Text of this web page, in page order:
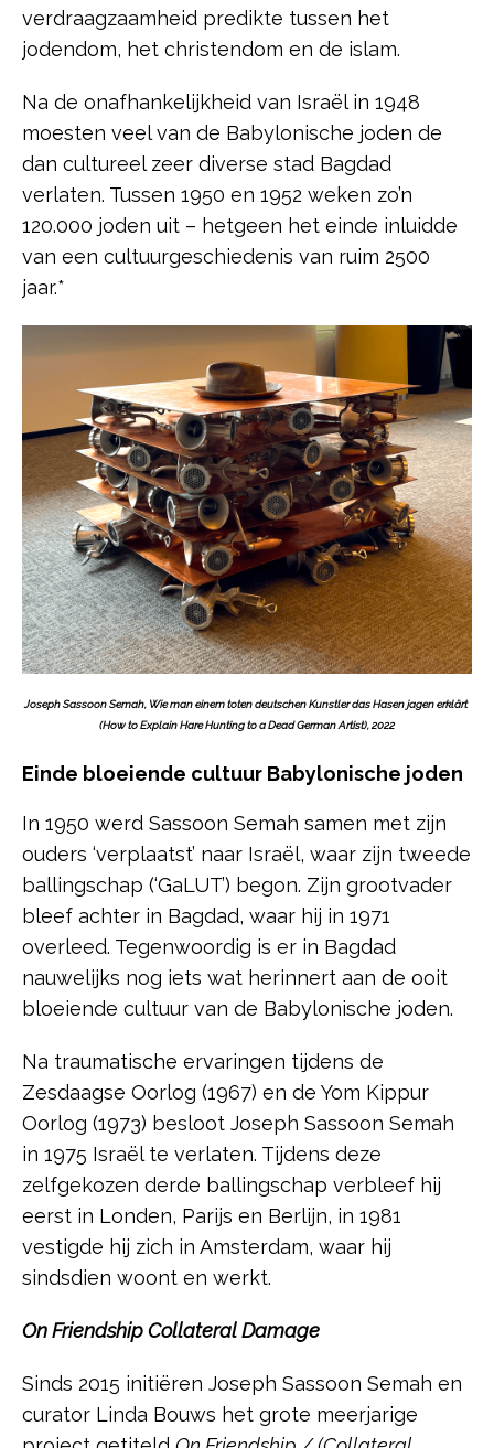
verdraagzaamheid predikte tussen het
jodendom, het christendom en de islam.
Na de onafhankelijkheid van Israël in 1948
moesten veel van de Babylonische joden de
dan cultureel zeer diverse stad Bagdad
verlaten. Tussen 1950 en 1952 weken zo’n
120.000 joden uit – hetgeen het einde inluidde
van een cultuurgeschiedenis van ruim 2500
jaar.*
Joseph Sassoon Semah, Wie man einem toten deutschen Kunstler das Hasen jagen erklärt
(How to Explain Hare Hunting to a Dead German Artist), 2022
Einde bloeiende cultuur Babylonische joden
In 1950 werd Sassoon Semah samen met zijn
ouders ‘verplaatst’ naar Israël, waar zijn tweede
ballingschap (‘GaLUT’) begon. Zijn grootvader
bleef achter in Bagdad, waar hij in 1971
overleed. Tegenwoordig is er in Bagdad
nauwelijks nog iets wat herinnert aan de ooit
bloeiende cultuur van de Babylonische joden.
Na traumatische ervaringen tijdens de
Zesdaagse Oorlog (1967) en de Yom Kippur
Oorlog (1973) besloot Joseph Sassoon Semah
in 1975 Israël te verlaten. Tijdens deze
zelfgekozen derde ballingschap verbleef hij
eerst in Londen, Parijs en Berlijn, in 1981
vestigde hij zich in Amsterdam, waar hij
sindsdien woont en werkt.
On Friendship Collateral Damage
Sinds 2015 initiëren Joseph Sassoon Semah en
curator Linda Bouws het grote meerjarige